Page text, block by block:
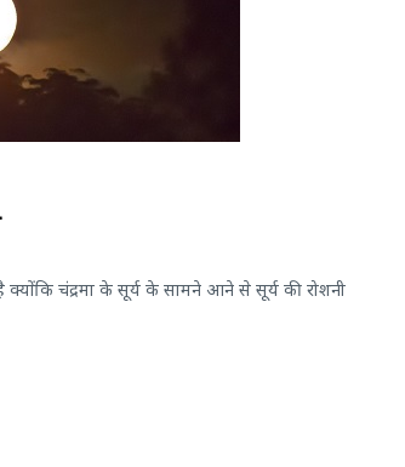
चंद्रमा के सूर्य के सामने आने से सूर्य की रोशनी